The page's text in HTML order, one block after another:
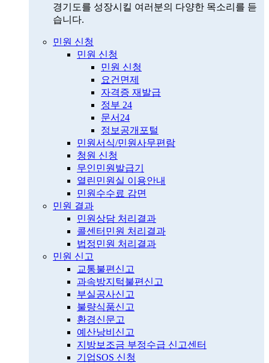
경기도를 성장시킬 여러분의 다양한 목소리를 듣
습니다.
민원 신청
민원 신청
민원 신청
요건면제
자격증 재발급
정부 24
문서24
정보공개포털
민원서식/민원사무편람
청원 신청
무인민원발급기
열린민원실 이용안내
민원수수료 감면
민원 결과
민원상담 처리결과
콜센터민원 처리결과
법정민원 처리결과
민원 신고
교통불편신고
과속방지턱불편신고
부실공사신고
불량식품신고
환경신문고
예산낭비신고
지방보조금 부정수급 신고센터
기업SOS 신청